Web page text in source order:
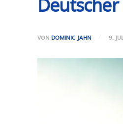
VON DOMINIC JAHN 9.